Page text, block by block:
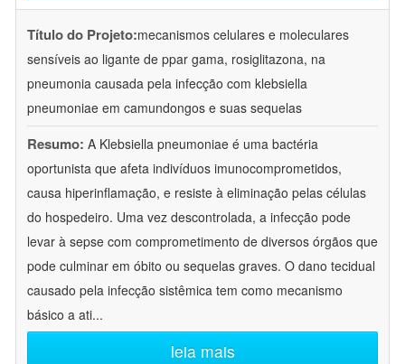
Título do Projeto:mecanismos celulares e moleculares
sensíveis ao ligante de ppar gama, rosiglitazona, na
pneumonia causada pela infecção com klebsiella
pneumoniae em camundongos e suas sequelas
Resumo: A Klebsiella pneumoniae é uma bactéria
oportunista que afeta indivíduos imunocomprometidos,
causa hiperinflamação, e resiste à eliminação pelas células
do hospedeiro. Uma vez descontrolada, a infecção pode
levar à sepse com comprometimento de diversos órgãos que
pode culminar em óbito ou sequelas graves. O dano tecidual
causado pela infecção sistêmica tem como mecanismo
básico a ati...
leia mais